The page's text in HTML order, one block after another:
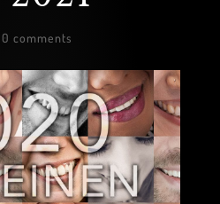
0 comments